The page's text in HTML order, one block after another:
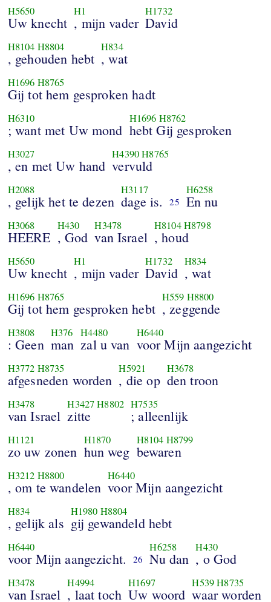
H5650
Uw knecht
H1
, mijn vader
H1732
David
H8104 H8804
, gehouden hebt
H834
, wat
H1696 H8765
Gij tot hem gesproken hadt
H6310
; want met Uw mond
H1696 H8762
hebt Gij gesproken
H3027
, en met Uw hand
H4390H8765
vervuld
H2088
, gelijk het te dezen
H3117
dage is. 25
H6258
En nu
H3068
HEERE
H430
, God
H3478
van Israel
H8104H8798
, houd
H5650
Uw knecht
H1
, mijn vader
H1732
David
H834
, wat
H1696 H8765
Gij tot hem gesproken hebt
H559 H8800
, zeggende
H3808
: Geen
H376
man
H4480
zal u van
H6440
voor Mijn aangezicht
H3772 H8735
afgesneden worden
H5921
, die op
H3678
den troon
H3478
van Israel
H3427H8802
zitte
H7535
; alleenlijk
H1121
zo uw zonen
H1870
hun weg
H8104 H8799
bewaren
H3212 H8800
, om te wandelen
H6440
voor Mijn aangezicht
H834
, gelijk als
H1980 H8804
gij gewandeld hebt
H6440
voor Mijn aangezicht. 26
H6258
Nu dan
H430
, o God
H3478
van Israel
H4994
, laat toch
H1697
Uw woord
H539H8735
waar worden